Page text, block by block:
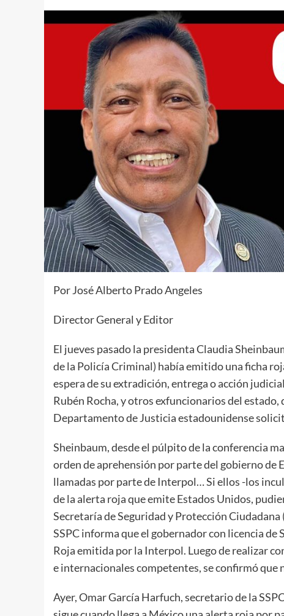
Por José Alberto Prado Angeles
Director General y Editor
El jueves pasado la presidenta Claudia
de la Policía Criminal) había emitido una ficha
espera de su extradición, entrega o acción
Rubén Rocha, y otros exfuncionarios del
Departamento de Justicia estadounidense
Sheinbaum, desde el púlpito de la conferencia
orden de aprehensión por parte del gobierno de
llamadas por parte de Interpol… Si ellos -los
de la alerta roja que emite Estados Unidos,
Secretaría de Seguridad y Protección Ciudadana
SSPC informa que el gobernador con licencia
Roja emitida por la Interpol. Luego de realizar
e internacionales competentes, se confirmó que
Ayer, Omar García Harfuch, secretario de la